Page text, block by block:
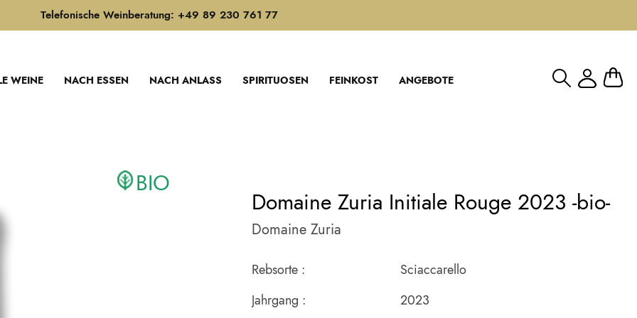
Telefonische Weinberatung: +49 89 230 761 77
WEINE NACH ESSEN NACH ANLASS SPIRITUOSEN FEINKOST ANGEBOTE
Mein
Domaine Zuria Initiale Rouge 2023 -bio-
Domaine Zuria
Rebsorte :
Sciaccarello
Jahrgang :
2023
BIO